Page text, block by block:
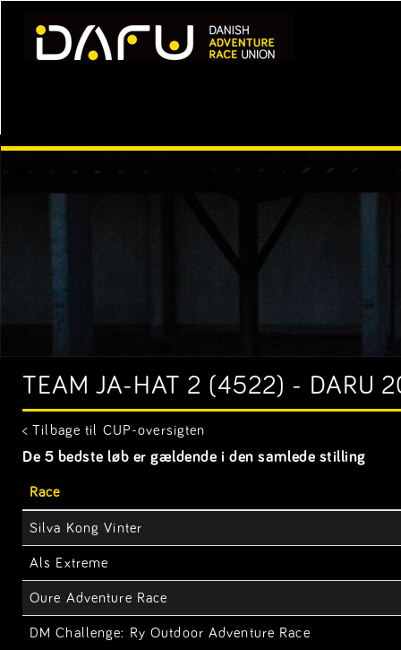
TEAM JA-HAT 2 (4522) - DARU
< Tilbage til CUP-oversigten
De 5 bedste løb er gældende i den samlede stilling
Race
Silva Kong Vinter
Als Extreme
Oure Adventure Race
DM Challenge: Ry Outdoor Adventure Race